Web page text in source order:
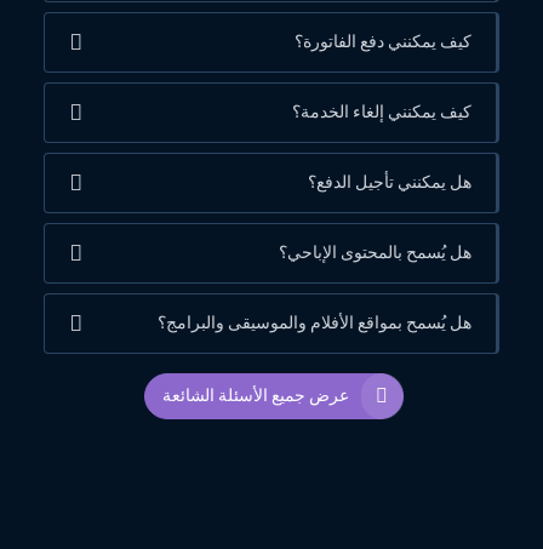
كيف يمكنني دفع الفاتورة؟
كيف يمكنني إلغاء الخدمة؟
هل يمكنني تأجيل الدفع؟
هل يُسمح بالمحتوى الإباحي؟
هل يُسمح بمواقع الأفلام والموسيقى والبرامج؟
عرض جميع الأسئلة الشائعة